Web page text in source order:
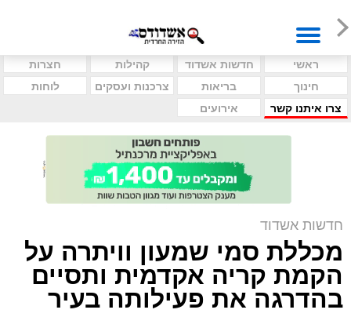
ראשי חדשות אשדוד קהילות
חצרות
חינוך
בריאות צרכנות ועסקים
לוחות
צרו איתנו קשר
אירועים
חדשות אשדוד
מכללת סמי שמעון וויתרה על
הקמת קריה אקדמית ותסיים
בהדרגה את פעילותה בעיר